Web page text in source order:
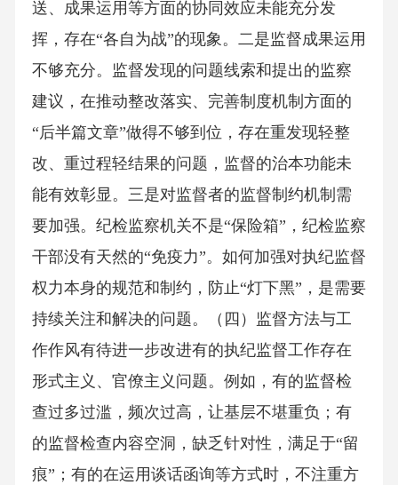
送、成果运用等方面的协同效应未能充分发
挥，存在“各自为战”的现象。二是监督成果运用
不够充分。监督发现的问题线索和提出的监察
建议，在推动整改落实、完善制度机制方面的
“后半篇文章”做得不够到位，存在重发现轻整
改、重过程轻结果的问题，监督的治本功能未
能有效彰显。三是对监督者的监督制约机制需
要加强。纪检监察机关不是“保险箱”，纪检监察
干部没有天然的“免疫力”。如何加强对执纪监督
权力本身的规范和制约，防止“灯下黑”，是需要
持续关注和解决的问题。（四）监督方法与工
作作风有待进一步改进有的执纪监督工作存在
形式主义、官僚主义问题。例如，有的监督检
查过多过滥，频次过高，让基层不堪重负；有
的监督检查内容空洞，缺乏针对性，满足于“留
痕”；有的在运用谈话函询等方式时，不注重方